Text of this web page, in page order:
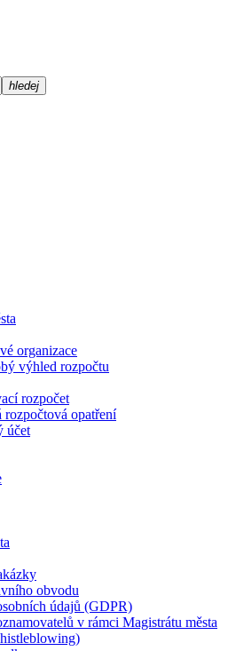
hledej
organizace
výhled rozpočtu
rozpočet
rozpočtová opatření
účet
obvodu
údajů (GDPR)
v rámci Magistrátu města